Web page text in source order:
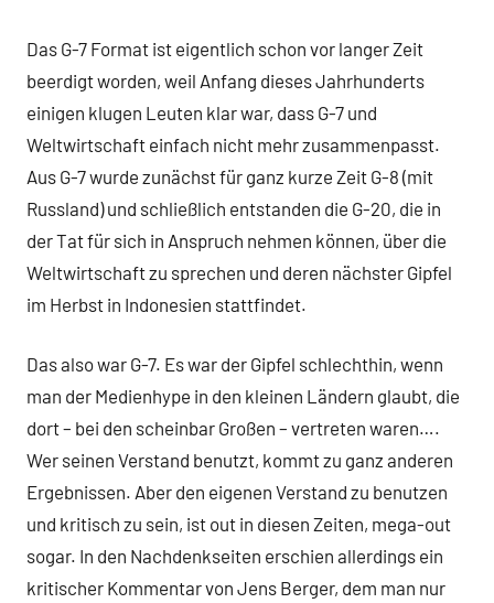
Das G-7 Format ist eigentlich schon vor langer Zeit
beerdigt worden, weil Anfang dieses Jahrhunderts
einigen klugen Leuten klar war, dass G-7 und
Weltwirtschaft einfach nicht mehr zusammenpasst.
Aus G-7 wurde zunächst für ganz kurze Zeit G-8 (mit
Russland) und schließlich entstanden die G-20, die in
der Tat für sich in Anspruch nehmen können, über die
Weltwirtschaft zu sprechen und deren nächster Gipfel
im Herbst in Indonesien stattfindet.
Das also war G-7. Es war der Gipfel schlechthin, wenn
man der Medienhype in den kleinen Ländern glaubt, die
dort – bei den scheinbar Großen – vertreten waren….
Wer seinen Verstand benutzt, kommt zu ganz anderen
Ergebnissen. Aber den eigenen Verstand zu benutzen
und kritisch zu sein, ist out in diesen Zeiten, mega-out
sogar. In den Nachdenkseiten erschien allerdings ein
kritischer Kommentar von Jens Berger, dem man nur